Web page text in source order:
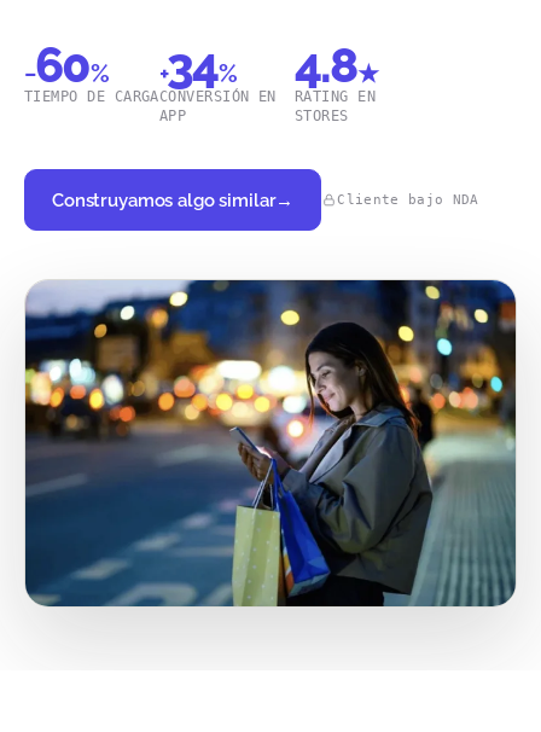
−60%
TIEMPO DE CARGA
+34%
CONVERSIÓN EN
APP
4.8★
RATING EN
STORES
Construyamos algo similar→ Cliente bajo NDA